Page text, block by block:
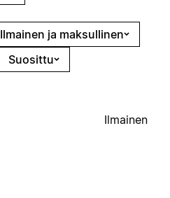
Ilmainen ja maksullinen
Suosittu
Ilmainen